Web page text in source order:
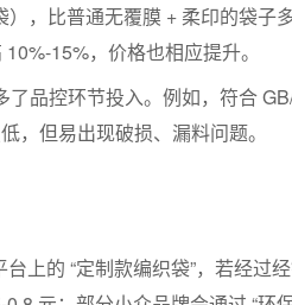
，比普通无覆膜 + 柔印的袋子
15%，价格也相应提升。
品控环节投入。例如，符合
，但易出现破损、漏料问题。
上的 “定制款编织袋”，若经过